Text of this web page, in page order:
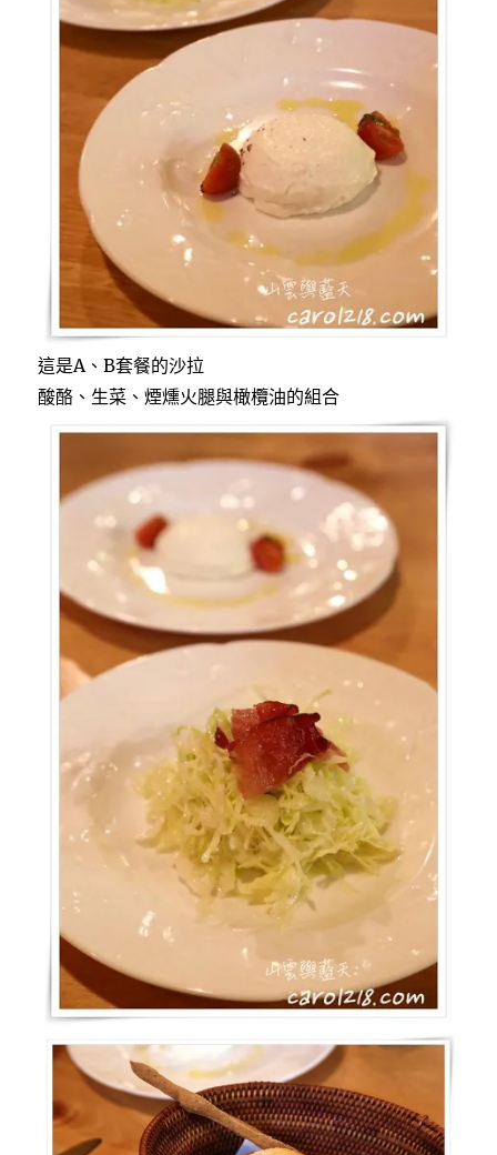
這是A、B套餐的沙拉
酸酪、生菜、煙燻火腿與橄欖油的組合